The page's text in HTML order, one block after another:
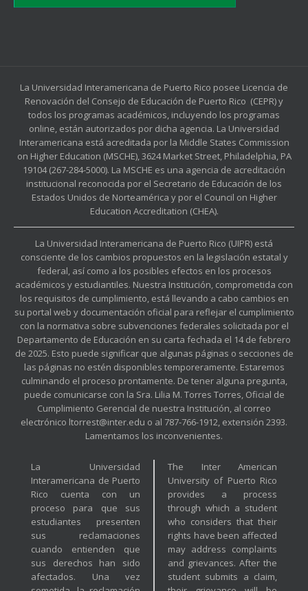
La Universidad Interamericana de Puerto Rico posee Licencia de
Renovación del Consejo de Educación de Puerto Rico (CEPR) y
todos los programas académicos, incluyendo los programas
online, están autorizados por dicha agencia. La Universidad
Interamericana está acreditada por la Middle States Commission
on Higher Education (MSCHE), 3624 Market Street, Philadelphia, PA
19104 (267-284-5000). La MSCHE es una agencia de acreditación
institucional reconocida por el Secretario de Educación de los
Estados Unidos de Norteamérica y por el Council on Higher
Education Accreditation (CHEA).
La Universidad Interamericana de Puerto Rico (UIPR) está
consciente de los cambios propuestos en la legislación estatal y
federal, así como a los posibles efectos en los procesos
académicos y estudiantiles. Nuestra Institución, comprometida con
los requisitos de cumplimiento, está llevando a cabo cambios en
su portal web y documentación oficial para reflejar el cumplimiento
con la normativa sobre subvenciones federales solicitada por el
Departamento de Educación en su carta fechada el 14 de febrero
de 2025. Esto puede significar que algunas páginas o secciones de
las páginas no estén disponibles temporeramente. Estaremos
culminando el proceso prontamente. De tener alguna pregunta,
puede comunicarse con la Sra. Lilia M. Torres Torres, Oficial de
Cumplimiento Gerencial de nuestra Institución, al correo
electrónico ltorrest@inter.edu o al 787-766-1912, extensión 2393.
Lamentamos los inconvenientes.
La Universidad
Interamericana de Puerto
Rico cuenta con un
proceso para que sus
estudiantes presenten
sus reclamaciones
cuando entienden que
sus derechos han sido
afectados. Una vez
The Inter American
University of Puerto Rico
provides a process
through which a student
who considers that their
rights have been affected
may address complaints
and grievances. After the
student submits a claim,